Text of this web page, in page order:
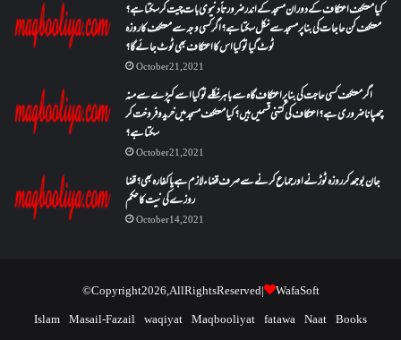
کیا معتکف اعتکاف کے دوران مسجد کے اندر ضرورتاً دنیوی بات چیت کر سکتا ہے؟
معتکف کن حاجات کی بنا پر مسجد سے نکل سکتا ہے؟ اگر کسی وجہ سے معتکف کا روزہ
ٹوٹ گیا تو کیا اس کا اعتکاف بھی ٹوٹ جائے گا؟
October 21, 2021
اگر معتکف کسی حاجت کی بنا پر اعتکاف گاہ سے باہر نکلے تو کیا اسے کپڑے سے منہ
چھپانا ضروری ہے؟اعتکاف کی کتنی قسمیں ہیں؟کیا معتکف مسجد میں خرید و فروخت کر
سکتا ہے؟
October 21, 2021
جان بوجھ کر روزہ ٹوڑنے اور جماع کرنے سے صرف قضاء لازم ہے یا کفارہ بھی؟ قضا
روزے کی نیت کا حکم
October 14, 2021
© Copyright 2026, All Rights Reserved |
WafaSoft
Islam Masail-Fazail waqiyat Maqbooliyat fatawa Naat Books